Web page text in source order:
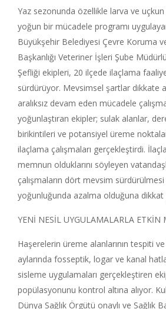
Yaz sezonunda özellikle larva ve
yoğun bir mücadele programı
Büyükşehir Belediyesi Çevre Koruma
Başkanlığı Veteriner İşleri Şube
Şefliği ekipleri, 20 ilçede ilaçlama
sürdürüyor. Mevsimsel şartlar dikkate
aralıksız devam eden mücadele
yoğunlaştıran ekipler; sulak alanlar,
birikintileri ve potansiyel üreme
ilaçlama çalışmaları gerçekleştirdi.
memnun olduklarını söyleyen
çalışmaların dört mevsim
yoğunluğunda azalma olduğuna dikkat
YENİ NESİL UYGULAMALARLA ETKİN
Haşerelerin üreme alanlarının tespiti
aylarında fosseptik, logar ve kanal
sisleme uygulamaları gerçekleştiren
popülasyonunu kontrol altına alıyor.
Dünya Sağlık Örgütü onaylı ve Sağlık